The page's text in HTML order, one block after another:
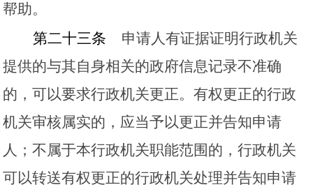
帮助。
第二十三条
申请人有证据证明行政机关
提供的与其自身相关的政府信息记录不准确
的，可以要求行政机关更正。有权更正的行政
机关审核属实的，应当予以更正并告知申请
人；不属于本行政机关职能范围的，行政机关
可以转送有权更正的行政机关处理并告知申请